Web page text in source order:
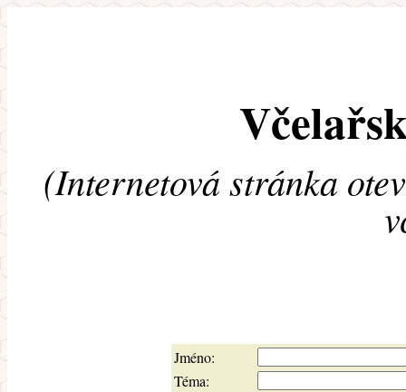
(Internetová stránka
Jméno:
Téma: